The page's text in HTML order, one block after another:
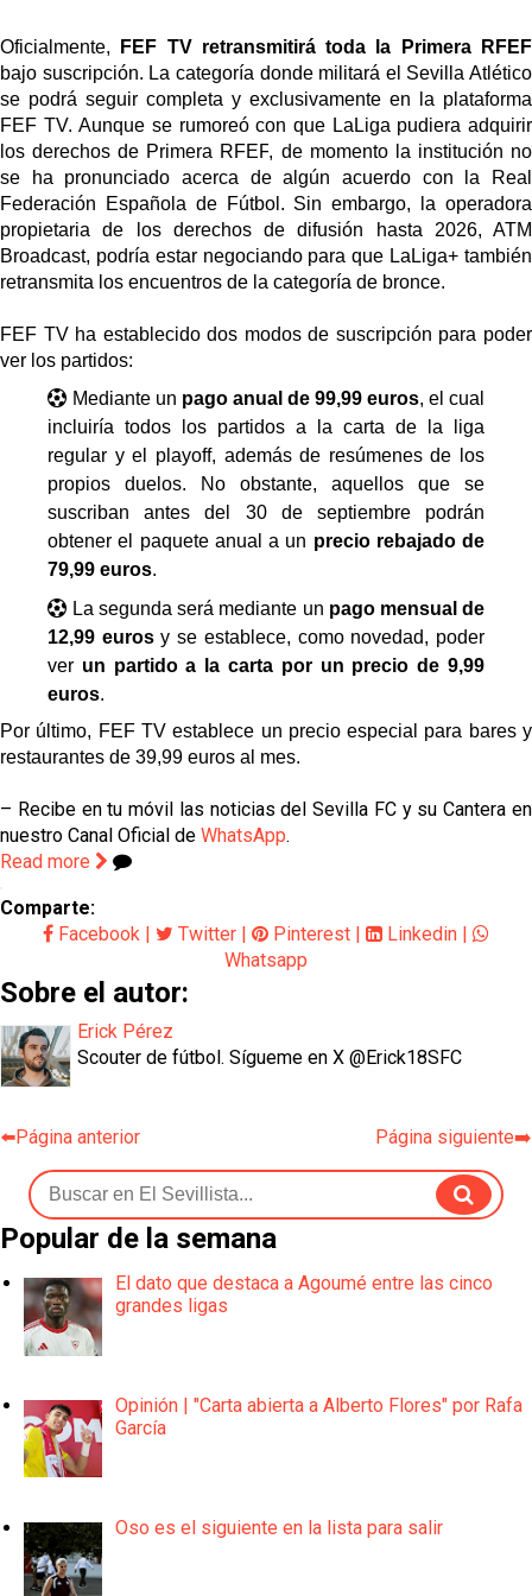
fichajes
Opinión | "Carta abierta a Alberto Flores" por Rafa
García
Análisis I Quién es y cómo juega Fran González
Miguel Sierra: La temporada pasada se vio
reflejado que podemos tirar para delante y
trabajamos con ilusión
Oficialmente,
FEF TV retransmitirá toda la Primera RFEF
bajo suscripción. La categoría donde militará el Sevilla Atlético
se podrá seguir completa y exclusivamente en la plataforma
FEF TV.Aunque se rumoreó con que LaLiga pudiera adquirir
los derechos de Primera RFEF, de momento la institución no
se ha pronunciado acerca de algún acuerdo con la Real
Federación Española de Fútbol. Sin embargo, la operadora
propietaria de los derechos de difusión hasta 2026, ATM
Broadcast, podría estar negociando para que LaLiga+ también
retransmita los encuentros de la categoría de bronce.
FEF TV ha establecido dos modos de suscripción para poder
ver los partidos:
Mediante un pago anual de 99,99 euros, el cual
incluiría todos los partidos a la carta de la liga
regular y el playoff, además de resúmenes de los
propios duelos. No obstante, aquellos que se
suscriban antes del 30 de septiembre podrán
obtener el paquete anual a un precio rebajado de
79,99 euros.
La segunda será mediante un pago mensual de
12,99 eurosy se establece, como novedad, poder
ver un partido a la carta por un precio de 9,99
euros.
Por último, FEF TV establece un precio especial para bares y
restaurantes de 39,99 euros al mes.
– Recibe en tu móvil las noticias del Sevilla FC y su Cantera en
nuestro Canal Oficial de WhatsApp.
Read more
Comparte:
Facebook | Twitter | Pinterest | Linkedin |
Whatsapp
Sobre el autor:
Erick Pérez
Scouter de fútbol. Sígueme en X @Erick18SFC
⬅️Página anterior Página siguiente➡️
Popular de la semana
El dato que destaca a Agoumé entre las cinco
grandes ligas
Opinión | "Carta abierta a Alberto Flores" por Rafa
García
Oso es el siguiente en la lista para salir